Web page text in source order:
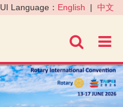
進階
UI Language： English | 中文
›